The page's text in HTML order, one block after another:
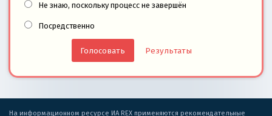
Не знаю, поскольку процесс не завершён
Посредственно
Результаты
На информационном ресурсе ИА REX применяются рекомендательные